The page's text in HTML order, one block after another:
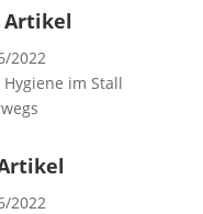
Artikel
2022
im Stall
2022